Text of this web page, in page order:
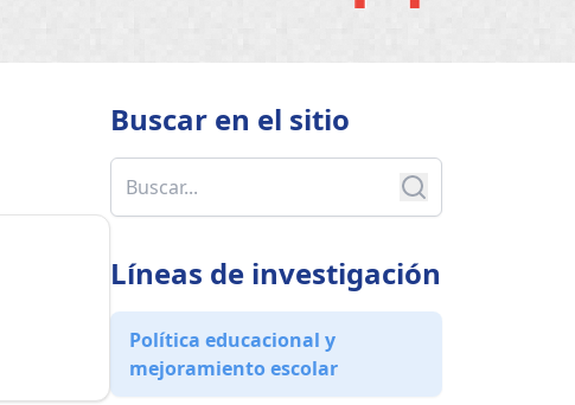
Buscar en el sitio
Líneas de investigación
Política educacional y
mejoramiento escolar